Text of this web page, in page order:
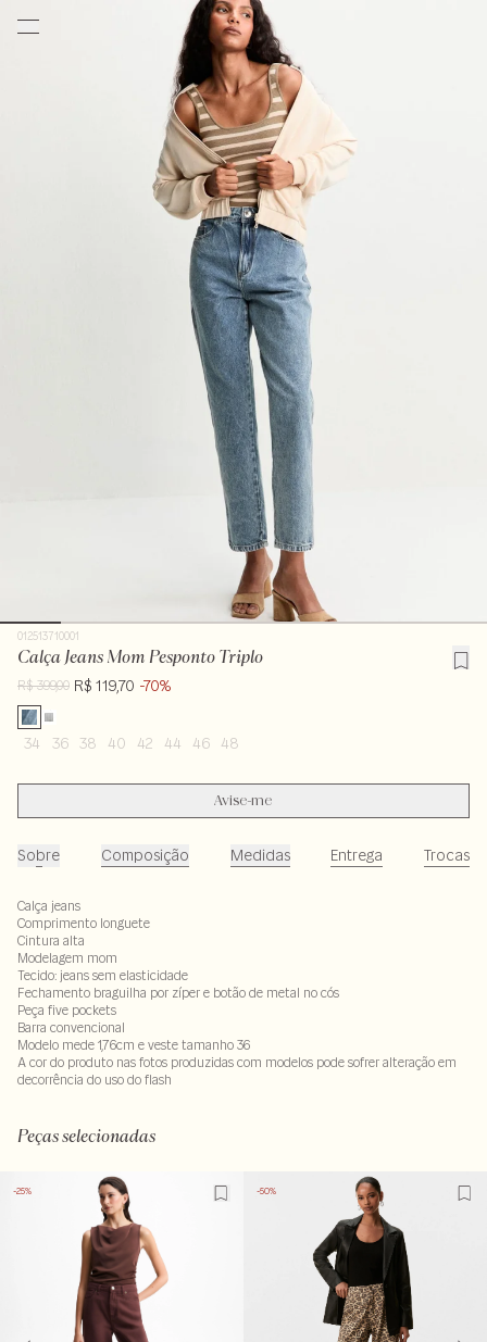
012513710001
Calça Jeans Mom Pesponto Triplo
R$ 399,00 R$ 119,70 -70%
34 36 38 40 42 44 46 48
Avise-me
Sobre Composição Medidas Entrega Trocas
Calça jeans
Comprimento longuete
Cintura alta
Modelagem mom
Tecido: jeans sem elasticidade
Fechamento braguilha por zíper e botão de metal no cós
Peça five pockets
Barra convencional
Modelo mede 1,76cm e veste tamanho 36
A cor do produto nas fotos produzidas com modelos pode sofrer alteração em
decorrência do uso do flash
Peças selecionadas
-25% -50%